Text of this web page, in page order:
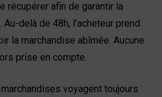
récupérer afin de garantir la
delà de 48h, l’acheteur prend
la marchandise abîmée. Aucune
prise en compte.
voyagent toujours